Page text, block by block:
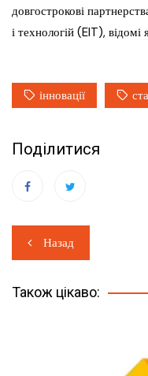
довгострокові
і технологій (EIT),
інновації
Поділитися
Навігація
записів
Назад
Також цікаво: